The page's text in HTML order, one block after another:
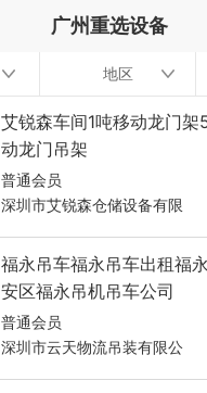
广州重选设备
地区
艾锐森车间1吨移动龙门
动龙门吊架
普通会员
深圳市艾锐森仓储设备有限
福永吊车福永吊车出租福
安区福永吊机吊车公司
普通会员
深圳市云天物流吊装有限公